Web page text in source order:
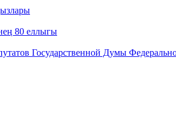
80 еллыгы
Государственной Думы